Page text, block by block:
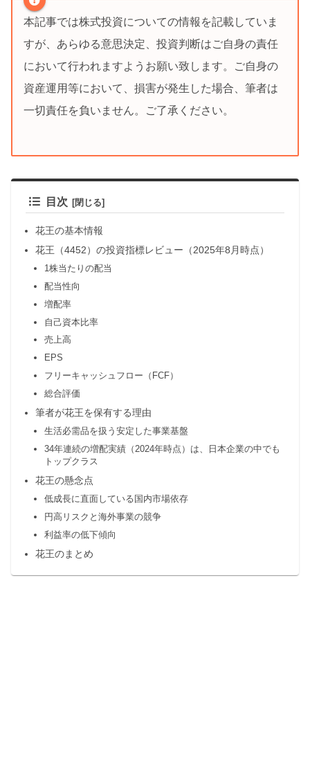
本記事では株式投資についての情報を記載していま
すが、あらゆる意思決定、投資判断はご自身の責任
において行われますようお願い致します。ご自身の
資産運用等において、損害が発生した場合、筆者は
一切責任を負いません。ご了承ください。
目次
花王の基本情報
花王（4452）の投資指標レビュー（2025年8月時点）
1株当たりの配当
配当性向
増配率
自己資本比率
売上高
EPS
フリーキャッシュフロー（FCF）
総合評価
筆者が花王を保有する理由
生活必需品を扱う安定した事業基盤
34年連続の増配実績（2024年時点）は、日本企業の中でも
トップクラス
花王の懸念点
低成長に直面している国内市場依存
円高リスクと海外事業の競争
利益率の低下傾向
花王のまとめ